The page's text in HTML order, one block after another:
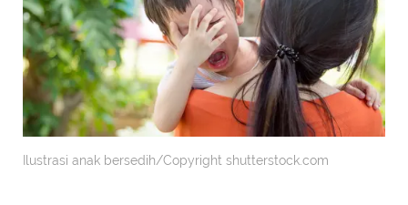
Ilustrasi anak bersedih/Copyright shutterstock.com